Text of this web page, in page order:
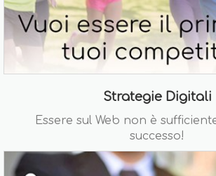
Strategie Digitali
Essere sul Web non è
successo!